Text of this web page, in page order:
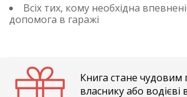
Всіх тих, кому необхідна
допомога в гаражі
Книга стане
власнику або водієві